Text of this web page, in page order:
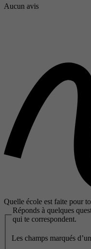
Aucun avis
Quelle école est faite pour
Réponds à quelques
qui te correspondent.
Les champs marqués d’un